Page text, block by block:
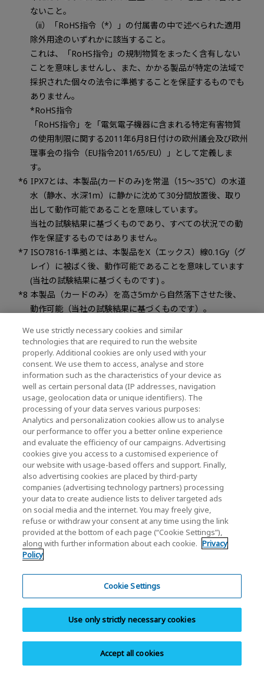
ないこと。
（ii）「RoHS指令（*）」の付属書の中で述べられた適用
除外用途のいずれかに該当すること。
これは、「RoHS指令」の規制物質をまったく含有しない
ことを意味しませんし、また、かかる製品が特定の法域で
採択された個々の法令に準拠することを保証するものでも
ありません。
*RoHS指令
「RoHS指令」を「電気電子機器に含まれる特定有害物質
の使用制限に関する2011年6月8日付けの欧州議会及び欧州
理事会の指令（EU指令2011/65/EU）」として定義しま
す。
IPX7とは、本製品(カードのみ)を常温（15～35℃）の水道
水（静水、水深1m）に静かに沈めて30分間放置後、取り
出して動作可能であることを意味しています。
当社の試験結果に基づくものであり、すべての状況での動
作を保証するものではありません。
ISO7816-1準拠とは、本製品をX（エックス）線0.1Gy（グ
レイ）に被ばく後、動作可能であることを意味しています
(当社の試験結果に基づくものです) 。
本製品（カードのみ）を高さ5mから自然落下させた後、
動作可能（当社の試験結果に基づくものです）。
ものではありません。
異臭・異常時の発熱のときは、すぐに本製品を接続する機
器の電源を切ってください。
IEC61000-4-2規定のESD試験環境下において、静電容量
150pF、放電抵抗330Ω、気中放電±15kVでの静電気放電試
験をクリア。
データを保証するものではありません。
フルHD（1920x1080画素、ビットレート21Mbps）相当、
もしくは 4K(3840x2160画素、ビットレート100Mbps)相
当で録画した場合の目安。実際の累積録画時間はご使用機
器や撮影条件などによって異なります。
本動作確認結果は、キオクシアの独自の調査によるもので
す。本動作確認結果について、他社へのお問い合わせはご
遠慮願います。
動作確認機器については当社ウェブサイトの動作確認機器
ページで最新の情報を確認願います。
詳細は
をご確認ください。
指定カードリーダ以外の機器に接続した場合、SDR104モ
ードでの最大読出/書込速度となります。SDR104モード
は、SD規格で定められたバスインターフェースモードの一
つです。
●意匠、仕様等は予告なく変更することがあります。
We use strictly necessary cookies and similar
technologies that are required to run the website
properly. Additional cookies are only used with your
consent. We use them to access, analyse and store
information such as the characteristics of your device as
well as certain personal data (IP addresses, navigation
usage, geolocation data or unique identifiers). The
processing of your data serves various purposes:
Analytics and personalization cookies allow us to analyse
our performance to offer you a better online experience
and evaluate the efficiency of our campaigns. Advertising
cookies give you access to a customised experience of
our website with usage-based offers and support. Finally,
also advertising cookies are placed by third-party
companies (advertising technology partners) processing
your data to create audience lists to deliver targeted ads
on social media and the internet. You may freely give,
refuse or withdraw your consent at any time using the link
provided at the bottom of each page (“Cookie Settings”),
along with further information about each cookie. Privacy
Policy
Cookie Settings
Use only strictly necessary cookies
Accept all cookies